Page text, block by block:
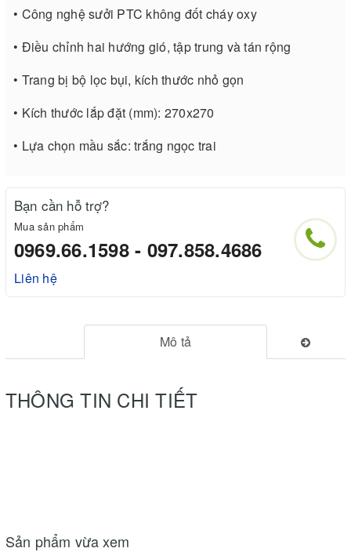
• Công nghệ sưởi PTC không đốt cháy oxy
• Điều chỉnh hai hướng gió, tập trung và tán rộng
• Trang bị bộ lọc bụi, kích thước nhỏ gọn
• Kích thước lắp đặt (mm): 270x270
• Lựa chọn mầu sắc: trắng ngọc trai
Bạn cần hỗ trợ?
Mua sản phẩm
0969.66.1598 - 097.858.4686
Liên hệ
Mô tả
THÔNG TIN CHI TIẾT
Sản phẩm vừa xem